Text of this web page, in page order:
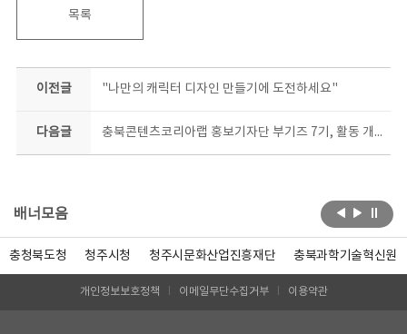
목록
이전글 "나만의 캐릭터 디자인 만들기에 도전하세요"
다음글 충북콘텐츠코리아랩 홍보기자단 부기즈 7기, 활동 개시
배너모음
충청북도청 청주시청 청주시문화산업진흥재단 충북과학기술혁신원
개인정보보호정책 이메일무단수집거부 이용약관